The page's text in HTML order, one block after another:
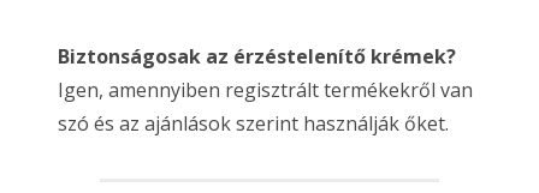
Biztonságosak az érzéstelenítő krémek?
Igen, amennyiben regisztrált termékekről van
szó és az ajánlások szerint használják őket.